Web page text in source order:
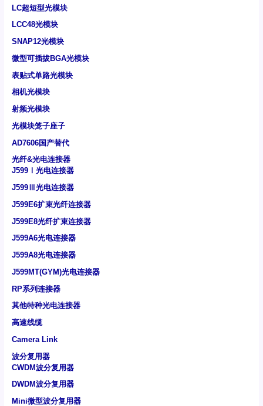
LC超短型光模块
LCC48光模块
SNAP12光模块
微型可插拔BGA光模块
表贴式单路光模块
相机光模块
射频光模块
光模块笼子座子
AD7606国产替代
光纤&光电连接器
J599Ⅰ光电连接器
J599Ⅲ光电连接器
J599E6扩束光纤连接器
J599E8光纤扩束连接器
J599A6光电连接器
J599A8光电连接器
J599MT(GYM)光电连接器
RP系列连接器
其他特种光电连接器
高速线缆
Camera Link
波分复用器
CWDM波分复用器
DWDM波分复用器
Mini微型波分复用器